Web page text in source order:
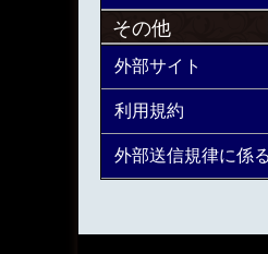
その他
外部サイト
利用規約
外部送信規律に係